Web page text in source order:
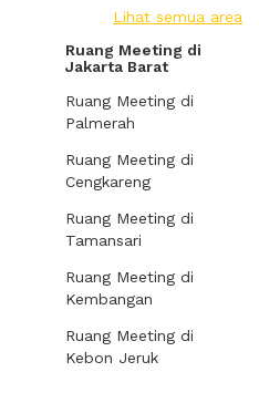
Lihat semua area
Ruang Meeting di
Jakarta Barat
Ruang Meeting di
Palmerah
Ruang Meeting di
Cengkareng
Ruang Meeting di
Tamansari
Ruang Meeting di
Kembangan
Ruang Meeting di
Kebon Jeruk